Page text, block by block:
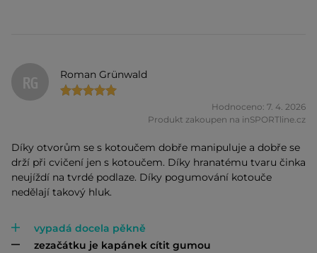
RG Roman Grünwald
Hodnoceno: 7. 4. 2026
Produkt zakoupen na inSPORTline.cz
Díky otvorům se s kotoučem dobře manipuluje a dobře se
drží při cvičení jen s kotoučem. Díky hranatému tvaru činka
neujíždí na tvrdé podlaze. Díky pogumování kotouče
nedělají takový hluk.
vypadá docela pěkně
zezačátku je kapánek cítit gumou